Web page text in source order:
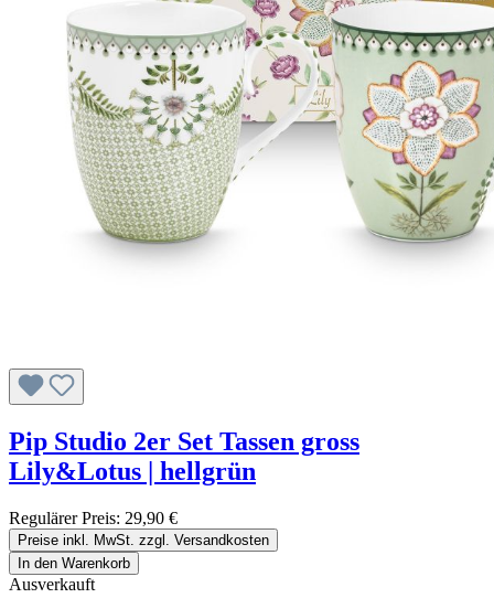
Pip Studio 2er Set Tassen gross
Lily&Lotus | hellgrün
Regulärer Preis: 29,90 €
Preise inkl. MwSt. zzgl. Versandkosten
In den Warenkorb
Ausverkauft